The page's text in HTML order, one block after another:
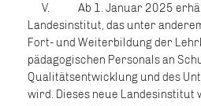
V. Ab 1. Januar 2025 erhält
Landesinstitut, das unter
Fort- und Weiterbildung der
pädagogischen Personals an
Qualitätsentwicklung und des
wird. Dieses neue Landesinstitut